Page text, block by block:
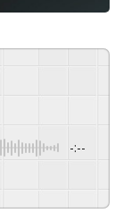
-:--